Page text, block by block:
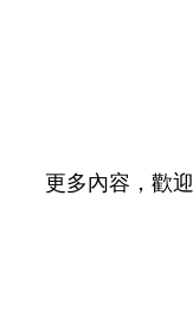
更多內容，歡迎